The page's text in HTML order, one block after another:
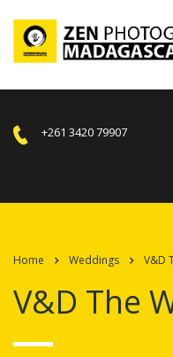
+261 3420 79907
Home Weddings V&D
V&D The